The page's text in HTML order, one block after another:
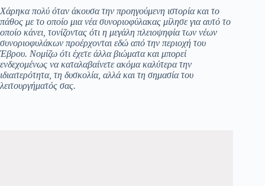
Χάρηκα πολύ όταν άκουσα την προηγούμενη ιστορία και το
πάθος με το οποίο μια νέα συνοριοφύλακας μίλησε για αυτό το
οποίο κάνει, τονίζοντας ότι η μεγάλη πλειοψηφία των νέων
συνοριοφυλάκων προέρχονται εδώ από την περιοχή του
Έβρου. Νομίζω ότι έχετε άλλα βιώματα και μπορεί
ενδεχομένως να καταλαβαίνετε ακόμα καλύτερα την
ιδιαιτερότητα, τη δυσκολία, αλλά και τη σημασία του
λειτουργήματός σας.